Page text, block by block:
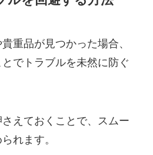
重品が見つかった場合、
でトラブルを未然に防ぐ
えておくことで、スムー
れます。